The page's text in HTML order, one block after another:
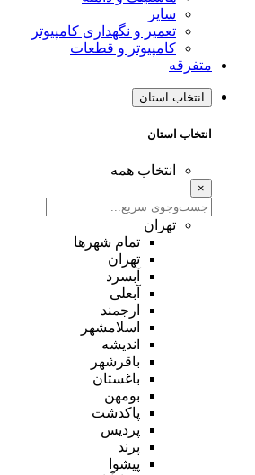
سایر
تعمیر و نگهداری کامپیوتر
کامپیوتر و قطعات
متفرقه
انتخاب استان
انتخاب استان
انتخاب همه
×
تهران
تمام شهر‌ها
تهران
آبسرد
آبعلی
ارجمند
اسلامشهر
اندیشه
باقرشهر
باغستان
بومهن
پاکدشت
پردیس
پرند
پیشوا